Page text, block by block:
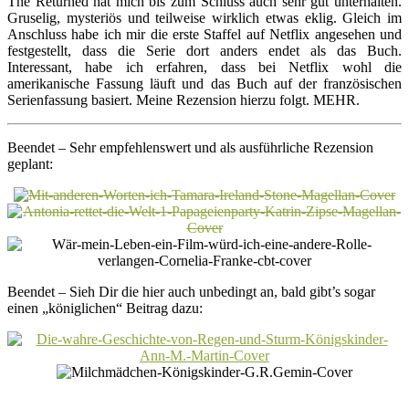
Gruselig, mysteriös und teilweise wirklich etwas eklig. Gleich im
Anschluss habe ich mir die erste Staffel auf Netflix angesehen und
festgestellt, dass die Serie dort anders endet als das Buch.
Interessant, habe ich erfahren, dass bei Netflix wohl die
amerikanische Fassung läuft und das Buch auf der französischen
Serienfassung basiert. Meine Rezension hierzu folgt. MEHR.
Beendet – Sehr empfehlenswert und als ausführliche Rezension
geplant:
Beendet – Sieh Dir die hier auch unbedingt an, bald gibt’s sogar
einen „königlichen“ Beitrag dazu: